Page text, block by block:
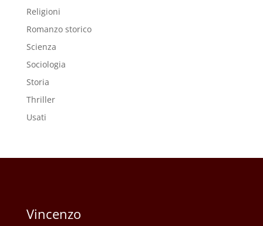
Religioni
Romanzo storico
Scienza
Sociologia
Storia
Thriller
Usati
Vincenzo